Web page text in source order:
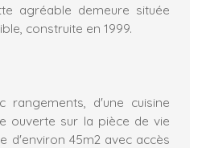
agréable demeure située
construite en 1999.
rangements, d'une cuisine
ouverte sur la pièce de vie
d'environ 45m2 avec accès